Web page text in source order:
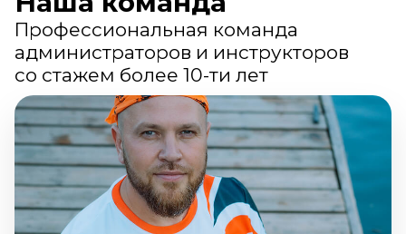
Михаил Леонтьев
Директор
Заказать звонок